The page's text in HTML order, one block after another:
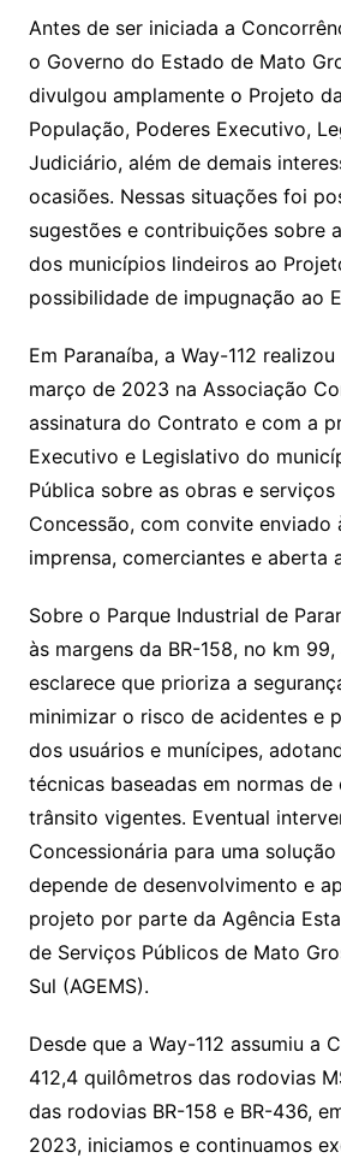
Antes de ser iniciada a
o Governo do Estado de Mato
divulgou amplamente o Projeto
População, Poderes Executivo,
Judiciário, além de demais
ocasiões. Nessas situações foi
sugestões e contribuições sobre
dos municípios lindeiros ao
possibilidade de impugnação ao
Em Paranaíba, a Way-112
março de 2023 na Associação
assinatura do Contrato e com a
Executivo e Legislativo do
Pública sobre as obras e
Concessão, com convite enviado
imprensa, comerciantes e aberta
Sobre o Parque Industrial de
às margens da BR-158, no km 99,
esclarece que prioriza a
minimizar o risco de acidentes e
dos usuários e munícipes,
técnicas baseadas em normas de
trânsito vigentes. Eventual
Concessionária para uma
depende de desenvolvimento e
projeto por parte da Agência
de Serviços Públicos de Mato
Sul (AGEMS).
Desde que a Way-112 assumiu a
412,4 quilômetros das rodovias
das rodovias BR-158 e BR-436,
2023, iniciamos e continuamos